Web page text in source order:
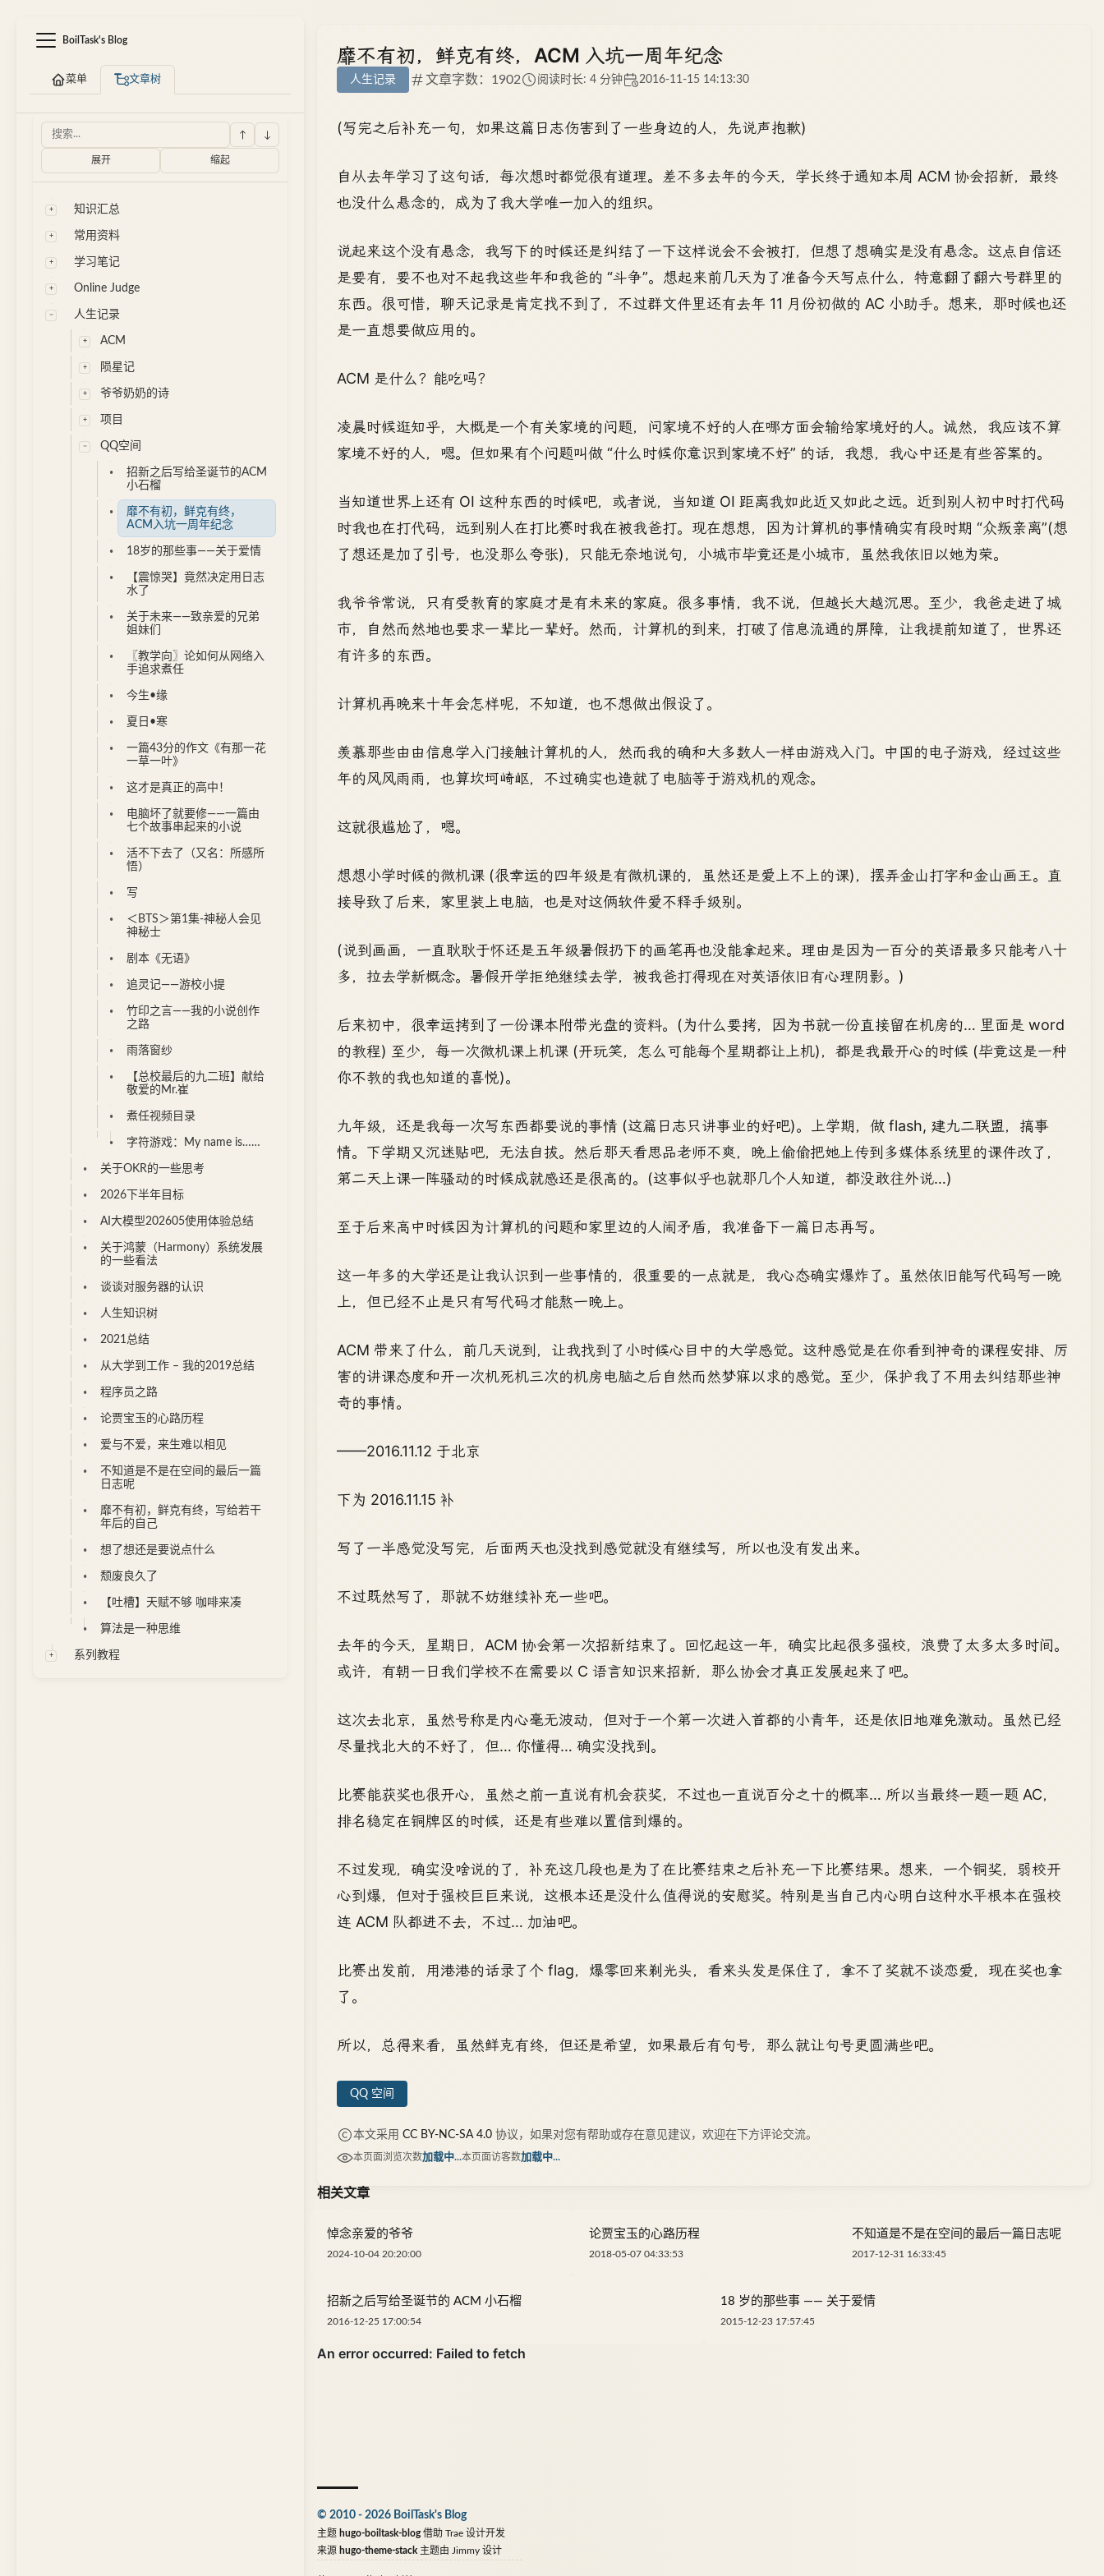
BoilTask's Blog
菜单 文章树
↑ ↓
展开 缩起
知识汇总
常用资料
学习笔记
Online Judge
人生记录
ACM
陨星记
爷爷奶奶的诗
项目
QQ空间
招新之后写给圣诞节的ACM
小石榴
靡不有初，鲜克有终，
ACM入坑一周年纪念
18岁的那些事——关于爱情
【震惊哭】竟然决定用日志
水了
关于未来——致亲爱的兄弟
姐妹们
〖教学向〗论如何从网络入
手追求煮任
今生•缘
夏日•寒
一篇43分的作文《有那一花
一草一叶》
这才是真正的高中！
电脑坏了就要修——一篇由
七个故事串起来的小说
活不下去了（又名：所感所
悟）
写
＜BTS＞第1集-神秘人会见
神秘士
剧本《无语》
追灵记——游校小提
竹印之言——我的小说创作
之路
雨落窗纱
【总校最后的九二班】献给
敬爱的Mr.崔
煮任视频目录
字符游戏：My name is……
关于OKR的一些思考
2026下半年目标
AI大模型202605使用体验总结
关于鸿蒙（Harmony）系统发展
的一些看法
谈谈对服务器的认识
人生知识树
2021总结
从大学到工作 – 我的2019总结
程序员之路
论贾宝玉的心路历程
爱与不爱，来生难以相见
不知道是不是在空间的最后一篇
日志呢
靡不有初，鲜克有终，写给若干
年后的自己
想了想还是要说点什么
颓废良久了
【吐槽】天赋不够 咖啡来凑
算法是一种思维
系列教程
靡不有初，鲜克有终，ACM 入坑一周年纪念
人生记录 文章字数：1902 阅读时长: 4 分钟 2016-11-15 14:13:30
(写完之后补充一句，如果这篇日志伤害到了一些身边的人，先说声抱歉)
自从去年学习了这句话，每次想时都觉很有道理。差不多去年的今天，学长终于通知本周 ACM 协会招新，最终
也没什么悬念的，成为了我大学唯一加入的组织。
说起来这个没有悬念，我写下的时候还是纠结了一下这样说会不会被打，但想了想确实是没有悬念。这点自信还
是要有，要不也对不起我这些年和我爸的 “斗争”。想起来前几天为了准备今天写点什么，特意翻了翻六号群里的
东西。很可惜，聊天记录是肯定找不到了，不过群文件里还有去年 11 月份初做的 AC 小助手。想来，那时候也还
是一直想要做应用的。
ACM 是什么？能吃吗？
凌晨时候逛知乎，大概是一个有关家境的问题，问家境不好的人在哪方面会输给家境好的人。诚然，我应该不算
家境不好的人，嗯。但如果有个问题叫做 “什么时候你意识到家境不好” 的话，我想，我心中还是有些答案的。
当知道世界上还有 OI 这种东西的时候吧，或者说，当知道 OI 距离我如此近又如此之远。近到别人初中时打代码
时我也在打代码，远到别人在打比赛时我在被我爸打。现在想想，因为计算机的事情确实有段时期 “众叛亲离”(想
了想还是加了引号，也没那么夸张)，只能无奈地说句，小城市毕竟还是小城市，虽然我依旧以她为荣。
我爷爷常说，只有受教育的家庭才是有未来的家庭。很多事情，我不说，但越长大越沉思。至少，我爸走进了城
市，自然而然地也要求一辈比一辈好。然而，计算机的到来，打破了信息流通的屏障，让我提前知道了，世界还
有许多的东西。
计算机再晚来十年会怎样呢，不知道，也不想做出假设了。
羡慕那些由由信息学入门接触计算机的人，然而我的确和大多数人一样由游戏入门。中国的电子游戏，经过这些
年的风风雨雨，也算坎坷崎岖，不过确实也造就了电脑等于游戏机的观念。
这就很尴尬了，嗯。
想想小学时候的微机课 (很幸运的四年级是有微机课的，虽然还是爱上不上的课)，摆弄金山打字和金山画王。直
接导致了后来，家里装上电脑，也是对这俩软件爱不释手级别。
(说到画画，一直耿耿于怀还是五年级暑假扔下的画笔再也没能拿起来。理由是因为一百分的英语最多只能考八十
多，拉去学新概念。暑假开学拒绝继续去学，被我爸打得现在对英语依旧有心理阴影。)
后来初中，很幸运拷到了一份课本附带光盘的资料。(为什么要拷，因为书就一份直接留在机房的… 里面是 word
的教程) 至少，每一次微机课上机课 (开玩笑，怎么可能每个星期都让上机)，都是我最开心的时候 (毕竟这是一种
你不教的我也知道的喜悦)。
九年级，还是我每一次写东西都要说的事情 (这篇日志只讲事业的好吧)。上学期，做 flash, 建九二联盟，搞事
情。下学期又沉迷贴吧，无法自拔。然后那天看思品老师不爽，晚上偷偷把她上传到多媒体系统里的课件改了，
第二天上课一阵骚动的时候成就感还是很高的。(这事似乎也就那几个人知道，都没敢往外说…)
至于后来高中时候因为计算机的问题和家里边的人闹矛盾，我准备下一篇日志再写。
这一年多的大学还是让我认识到一些事情的，很重要的一点就是，我心态确实爆炸了。虽然依旧能写代码写一晚
上，但已经不止是只有写代码才能熬一晚上。
ACM 带来了什么，前几天说到，让我找到了小时候心目中的大学感觉。这种感觉是在你看到神奇的课程安排、厉
害的讲课态度和开一次机死机三次的机房电脑之后自然而然梦寐以求的感觉。至少，保护我了不用去纠结那些神
奇的事情。
——2016.11.12 于北京
下为 2016.11.15 补
写了一半感觉没写完，后面两天也没找到感觉就没有继续写，所以也没有发出来。
不过既然写了，那就不妨继续补充一些吧。
去年的今天，星期日，ACM 协会第一次招新结束了。回忆起这一年，确实比起很多强校，浪费了太多太多时间。
或许，有朝一日我们学校不在需要以 C 语言知识来招新，那么协会才真正发展起来了吧。
这次去北京，虽然号称是内心毫无波动，但对于一个第一次进入首都的小青年，还是依旧地难免激动。虽然已经
尽量找北大的不好了，但… 你懂得… 确实没找到。
比赛能获奖也很开心，虽然之前一直说有机会获奖，不过也一直说百分之十的概率… 所以当最终一题一题 AC，
排名稳定在铜牌区的时候，还是有些难以置信到爆的。
不过发现，确实没啥说的了，补充这几段也是为了在比赛结束之后补充一下比赛结果。想来，一个铜奖，弱校开
心到爆，但对于强校巨巨来说，这根本还是没什么值得说的安慰奖。特别是当自己内心明白这种水平根本在强校
连 ACM 队都进不去，不过… 加油吧。
比赛出发前，用港港的话录了个 flag，爆零回来剃光头，看来头发是保住了，拿不了奖就不谈恋爱，现在奖也拿
了。
所以，总得来看，虽然鲜克有终，但还是希望，如果最后有句号，那么就让句号更圆满些吧。
QQ 空间
本文采用 CC BY-NC-SA 4.0 协议，如果对您有帮助或存在意见建议，欢迎在下方评论交流。
本页面浏览次数加载中...本页面访客数加载中...
相关文章
悼念亲爱的爷爷
2024-10-04 20:20:00
论贾宝玉的心路历程
2018-05-07 04:33:53
不知道是不是在空间的最后一篇日志呢
2017-12-31 16:33:45
招新之后写给圣诞节的 ACM 小石榴
2016-12-25 17:00:54
18 岁的那些事 —— 关于爱情
2015-12-23 17:57:45
© 2010 - 2026 BoilTask's Blog
主题 hugo-boiltask-blog借助 Trae 设计开发
来源 hugo-theme-stack 主题由 Jimmy 设计